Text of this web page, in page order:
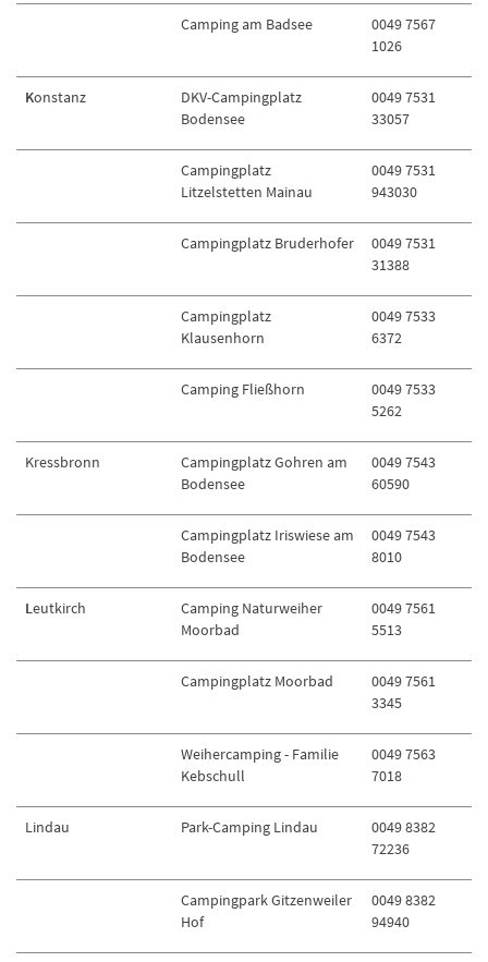
Camping am Badsee
0049 7567
1026
Konstanz
DKV-Campingplatz
Bodensee
0049 7531
33057
Campingplatz
Litzelstetten Mainau
0049 7531
943030
Campingplatz Bruderhofer
0049 7531
31388
Campingplatz
Klausenhorn
0049 7533
6372
Camping Fließhorn
0049 7533
5262
Kressbronn
Campingplatz Gohren am
Bodensee
0049 7543
60590
Campingplatz Iriswiese am
Bodensee
0049 7543
8010
Leutkirch
Camping Naturweiher
Moorbad
0049 7561
5513
Campingplatz Moorbad
0049 7561
3345
Weihercamping - Familie
Kebschull
0049 7563
7018
Lindau Park-Camping Lindau
0049 8382
72236
Campingpark Gitzenweiler
Hof
0049 8382
94940